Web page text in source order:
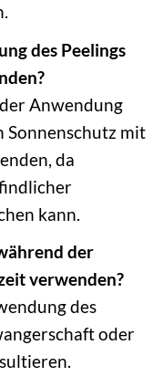
des Peelings
Anwendung
Sonnenschutz mit
da
kann.
der
verwenden?
des
oder